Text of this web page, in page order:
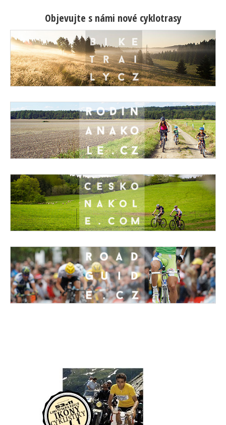
Objevujte s námi nové cyklotrasy